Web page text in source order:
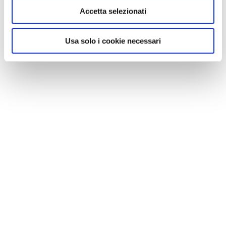
Accetta selezionati
Usa solo i cookie necessari